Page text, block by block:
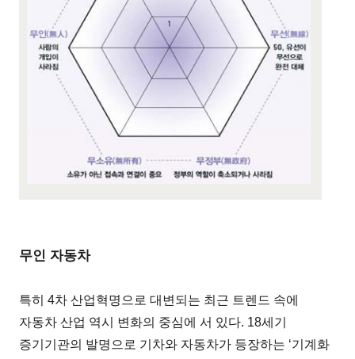
무인 자동차
특히 4차 산업혁명으로 대변되는 최근 트렌드 속에
자동차 산업 역시 변화의 중심에 서 있다. 18세기
증기기관의 발명으로 기차와 자동차가 등장하는 ‘기계화